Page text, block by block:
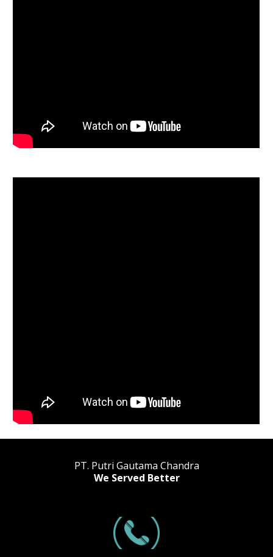
PT. Putri Gautama Chandra
We Served Better